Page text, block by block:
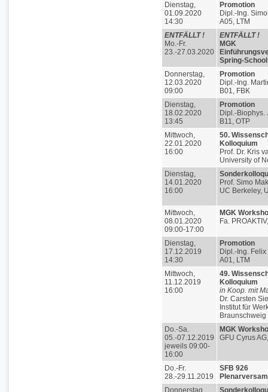
Dienstag,
01.09.2020
14:30
Promotion
Dipl.-Ing.
A05, LTM
ENTFÄLLT !
Mo.-Fr.
23.-27.03.2020
ENTFÄLLT !
MGK
Spring-School
Donnerstag,
12.03.2020
09:00
Promotion
Dipl.-Ing.
B01, FBK
Dienstag,
18.02.2020
13:45
Promotion
Dipl.-
B11, OTP
Mittwoch,
22.01.2020
16:00
50.
Kolloquium
Prof. Dr. Kris
University of
Dienstag,
14.01.2020
16:00
Prof. Simo
UC Berkeley,
Mittwoch,
08.01.2020
09:00-17:00
MGK
Fa.
Dienstag,
17.12.2019
14:30
Promotion
Dipl.-Ing.
A01, LTM
Mittwoch,
11.12.2019
16:00
49.
Kolloquium
in Koop. mit
Dr. Carsten
Institut für
Braunschweig
Do.-Sa.
05.-07.12.2019
jeweils 09:00-
16:00
MGK
GFU Cyrus
Do.-Fr.
28.-29.11.2019
SFB 926
Donnerstag,